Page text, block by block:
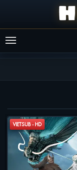
Menu
VIETSUB - HD